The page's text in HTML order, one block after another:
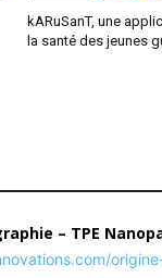
kARuSanT, une
la santé des jeunes
– TPE